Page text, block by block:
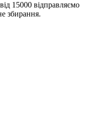
15000 відправляємо
збирання.